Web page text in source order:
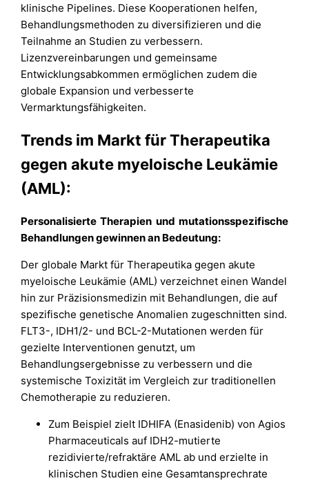
klinische Pipelines. Diese Kooperationen helfen,
Behandlungsmethoden zu diversifizieren und die
Teilnahme an Studien zu verbessern.
Lizenzvereinbarungen und gemeinsame
Entwicklungsabkommen ermöglichen zudem die
globale Expansion und verbesserte
Vermarktungsfähigkeiten.
Trends im Markt für Therapeutika
gegen akute myeloische Leukämie
(AML):
Personalisierte Therapien und mutationsspezifische
Behandlungen gewinnen an Bedeutung:
Der globale Markt für Therapeutika gegen akute
myeloische Leukämie (AML) verzeichnet einen Wandel
hin zur Präzisionsmedizin mit Behandlungen, die auf
spezifische genetische Anomalien zugeschnitten sind.
FLT3-, IDH1/2- und BCL-2-Mutationen werden für
gezielte Interventionen genutzt, um
Behandlungsergebnisse zu verbessern und die
systemische Toxizität im Vergleich zur traditionellen
Chemotherapie zu reduzieren.
Zum Beispiel zielt IDHIFA (Enasidenib) von Agios
Pharmaceuticals auf IDH2-mutierte
rezidivierte/refraktäre AML ab und erzielte in
klinischen Studien eine Gesamtansprechrate